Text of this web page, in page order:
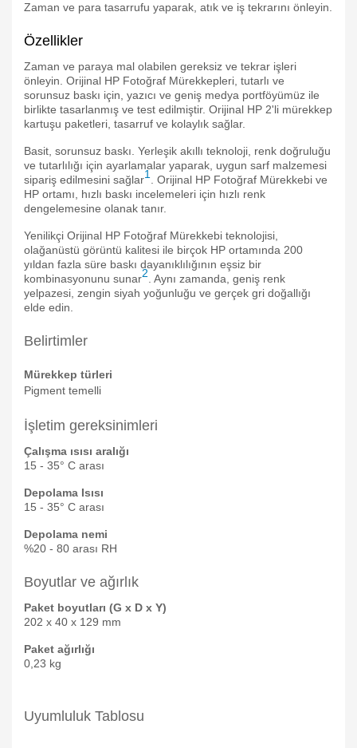
Zaman ve para tasarrufu yaparak, atık ve iş tekrarını önleyin.
Özellikler
Zaman ve paraya mal olabilen gereksiz ve tekrar işleri
önleyin. Orijinal HP Fotoğraf Mürekkepleri, tutarlı ve
sorunsuz baskı için, yazıcı ve geniş medya portföyümüz ile
birlikte tasarlanmış ve test edilmiştir. Orijinal HP 2'li mürekkep
kartuşu paketleri, tasarruf ve kolaylık sağlar.
Basit, sorunsuz baskı. Yerleşik akıllı teknoloji, renk doğruluğu
ve tutarlılığı için ayarlamalar yaparak, uygun sarf malzemesi
sipariş edilmesini sağlar1
. Orijinal HP Fotoğraf Mürekkebi ve
HP ortamı, hızlı baskı incelemeleri için hızlı renk
dengelemesine olanak tanır.
Yenilikçi Orijinal HP Fotoğraf Mürekkebi teknolojisi,
olağanüstü görüntü kalitesi ile birçok HP ortamında 200
yıldan fazla süre baskı dayanıklılığının eşsiz bir
kombinasyonunu sunar2 . Aynı zamanda, geniş renk
yelpazesi, zengin siyah yoğunluğu ve gerçek gri doğallığı
elde edin.
Belirtimler
Mürekkep türleri
Pigment temelli
İşletim gereksinimleri
Çalışma ısısı aralığı
15 - 35° C arası
Depolama Isısı
15 - 35° C arası
Depolama nemi
%20 - 80 arası RH
Boyutlar ve ağırlık
Paket boyutları (G x D x Y)
202 x 40 x 129 mm
Paket ağırlığı
0,23 kg
Uyumluluk Tablosu